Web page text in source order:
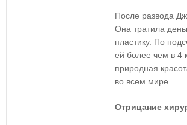
После развода
Она тратила
пластику. По
ей более чем в 4
природная
во всем мире.
Отрицание